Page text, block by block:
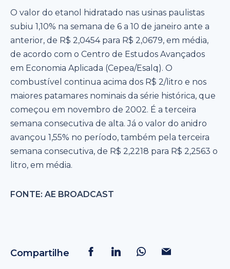
O valor do etanol hidratado nas usinas paulistas
subiu 1,10% na semana de 6 a 10 de janeiro ante a
anterior, de R$ 2,0454 para R$ 2,0679, em média,
de acordo com o Centro de Estudos Avançados
em Economia Aplicada (Cepea/Esalq). O
combustível continua acima dos R$ 2/litro e nos
maiores patamares nominais da série histórica, que
começou em novembro de 2002. É a terceira
semana consecutiva de alta. Já o valor do anidro
avançou 1,55% no período, também pela terceira
semana consecutiva, de R$ 2,2218 para R$ 2,2563 o
litro, em média.
FONTE: AE BROADCAST
Compartilhe